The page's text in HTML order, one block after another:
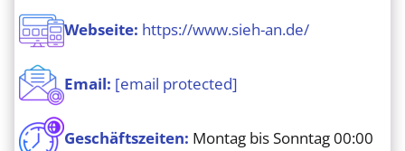
Webseite: https://www.sieh-an.de/
Email: [email protected]
Geschäftszeiten: Montag bis Sonntag 00:00